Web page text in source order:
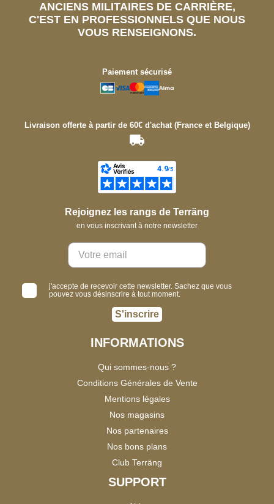
ANCIENS MILITAIRES DE CARRIÈRE,
C'EST EN PROFESSIONNELS QUE NOUS
VOUS RENSEIGNONS.
Paiement sécurisé
Livraison offerte à partir de 60€ d'achat (France et Belgique)
Rejoignez les rangs de Terräng
en vous inscrivant à notre newsletter
j'accepte de recevoir cette newsletter. Sachez que vous
pouvez vous désinscrire à tout moment.
S'inscrire
INFORMATIONS
Qui sommes-nous ?
Conditions Générales de Vente
Mentions légales
Nos magasins
Nos partenaires
Nos bons plans
Club Terräng
SUPPORT